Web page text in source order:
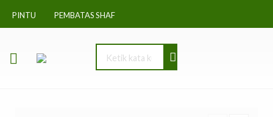
PINTU PEMBATAS SHAF